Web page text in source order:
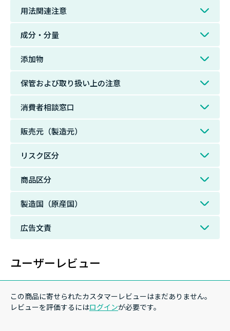
用法関連注意
成分・分量
添加物
保管および取り扱い上の注意
消費者相談窓口
販売元（製造元）
リスク区分
商品区分
製造国（原産国）
広告文責
ユーザーレビュー
この商品に寄せられたカスタマーレビューはまだありません。
レビューを評価するにはログインが必要です。